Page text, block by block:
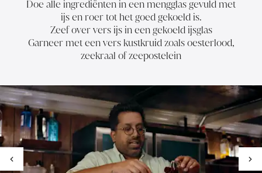
Doe alle ingrediënten in een mengglas gevuld met
ijs en roer tot het goed gekoeld is.
Zeef over vers ijs in een gekoeld ijsglas
Garneer met een vers kustkruid zoals oesterlood,
zeekraal of zeepostelein